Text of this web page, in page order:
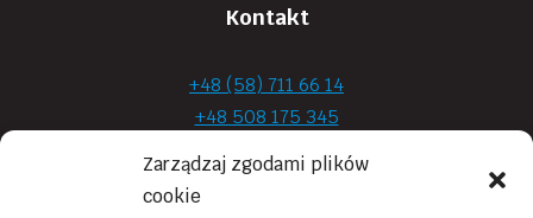
Zarządzaj zgodami plików
cookie
Kontakt
+48 (58) 711 66 14
+48 508 175 345
+48 720 870 590
prima.optyk@gmail.com